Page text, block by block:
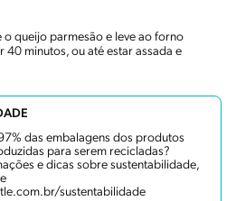
queijo parmesão e leve ao forno
40 minutos, ou até estar assada e
das embalagens dos produtos
para serem recicladas?
e dicas sobre sustentabilidade,
sustentabilidade